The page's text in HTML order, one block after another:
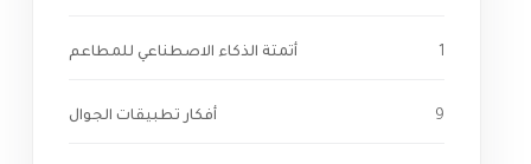
أتمتة الذكاء الاصطناعي للمطاعم 1
أفكار تطبيقات الجوال 9